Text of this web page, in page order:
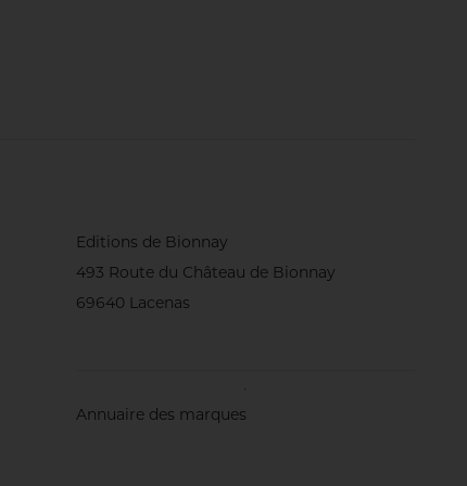
Editions de Bionnay
493 Route du Château de Bionnay
69640 Lacenas
Annuaire des marques